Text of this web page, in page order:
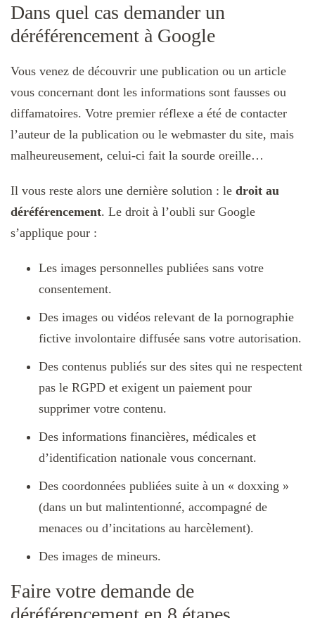
Dans quel cas demander un
déréférencement à Google
Vous venez de découvrir une publication ou un article
vous concernant dont les informations sont fausses ou
diffamatoires. Votre premier réflexe a été de contacter
l’auteur de la publication ou le webmaster du site, mais
malheureusement, celui-ci fait la sourde oreille…
Il vous reste alors une dernière solution : le droit au
déréférencement. Le droit à l’oubli sur Google
s’applique pour :
Les images personnelles publiées sans votre
consentement.
Des images ou vidéos relevant de la pornographie
fictive involontaire diffusée sans votre autorisation.
Des contenus publiés sur des sites qui ne respectent
pas le RGPD et exigent un paiement pour
supprimer votre contenu.
Des informations financières, médicales et
d’identification nationale vous concernant.
Des coordonnées publiées suite à un « doxxing »
(dans un but malintentionné, accompagné de
menaces ou d’incitations au harcèlement).
Des images de mineurs.
Faire votre demande de